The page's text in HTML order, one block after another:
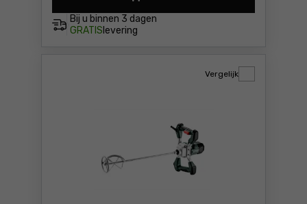
Bij u binnen 3 dagen
GRATIS levering
Vergelijk